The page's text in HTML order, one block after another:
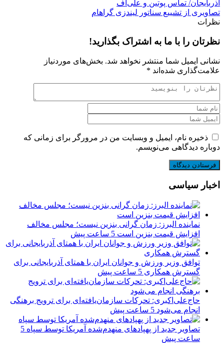
آذربایجان/ تماس پوتین و علی‌اف
تصاویری از تشییع سناتور لیندزی گراهام
نظرات
نظرتان را با ما به اشتراک بگذارید!
نشانی ایمیل شما منتشر نخواهد شد. بخش‌های موردنیاز
علامت‌گذاری شده‌اند *
ذخیره نام، ایمیل و وبسایت من در مرورگر برای زمانی که
دوباره دیدگاهی می‌نویسم.
اخبار سیاسی
نماینده البرز: زمان گرانی بنزین نیست؛ مجلس مخالف
افزایش قیمت بنزین است 5 ساعت پیش
توافق وزیر ورزش و جوانان ایران با همتای آذربایجانی برای
گسترش همکاری 5 ساعت پیش
حاج‌علی‌اکبری: تحرکات سازمان‌یافته‌ای برای ترویج برهنگی
انجام می‌شود 5 ساعت پیش
تصاویر جدید از پهپادهای منهدم‌شده آمریکا توسط سپاه 5
ساعت پیش